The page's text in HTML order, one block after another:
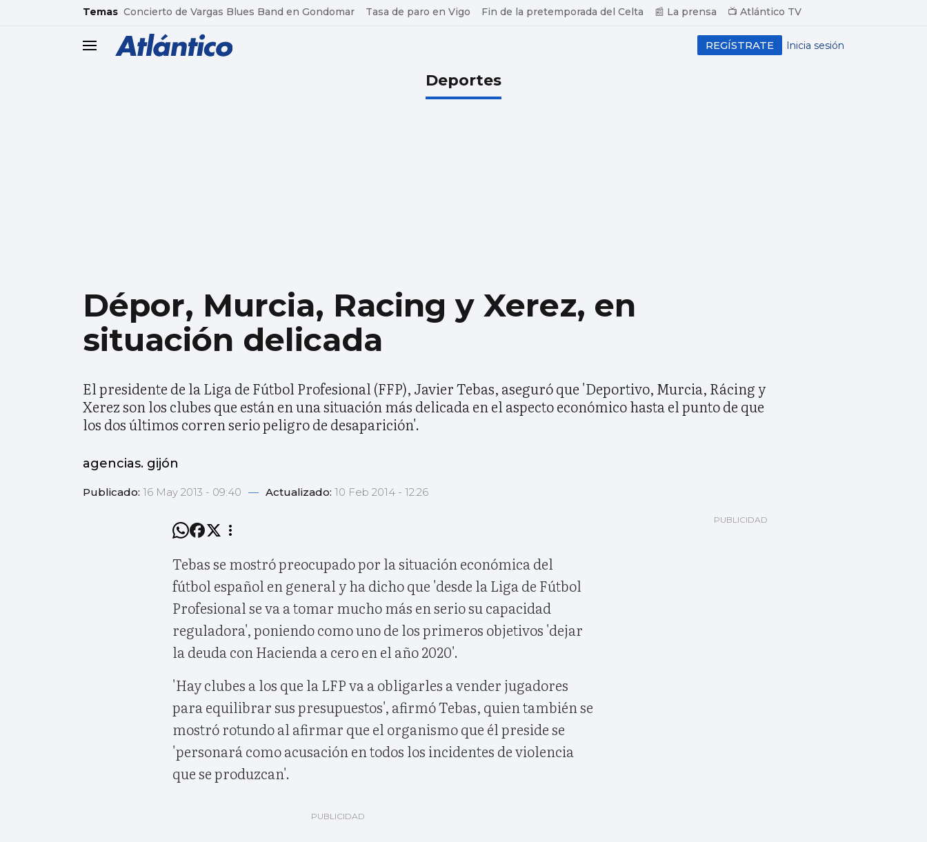
common.go-to-content
Temas Concierto de Vargas Blues Band en Gondomar Tasa de paro en Vigo Fin de la pretemporada del Celta 📰 La prensa 📺 Atlántico TV
header.menu.open Inicia sesión
REGÍSTRATE
Deportes
Dépor, Murcia, Racing y Xerez, en
situación delicada
El presidente de la Liga de Fútbol Profesional (FFP), Javier Tebas, aseguró que 'Deportivo, Murcia, Rácing y
Xerez son los clubes que están en una situación más delicada en el aspecto económico hasta el punto de que
los dos últimos corren serio peligro de desaparición'.
agencias. gijón
Publicado: 16 May 2013 - 09:40 — Actualizado: 10 Feb 2014 - 12:26
Tebas se mostró preocupado por la situación económica del
fútbol español en general y ha dicho que 'desde la Liga de Fútbol
Profesional se va a tomar mucho más en serio su capacidad
reguladora', poniendo como uno de los primeros objetivos 'dejar
la deuda con Hacienda a cero en el año 2020'.
'Hay clubes a los que la LFP va a obligarles a vender jugadores
para equilibrar sus presupuestos', afirmó Tebas, quien también se
mostró rotundo al afirmar que el organismo que él preside se
'personará como acusación en todos los incidentes de violencia
que se produzcan'.